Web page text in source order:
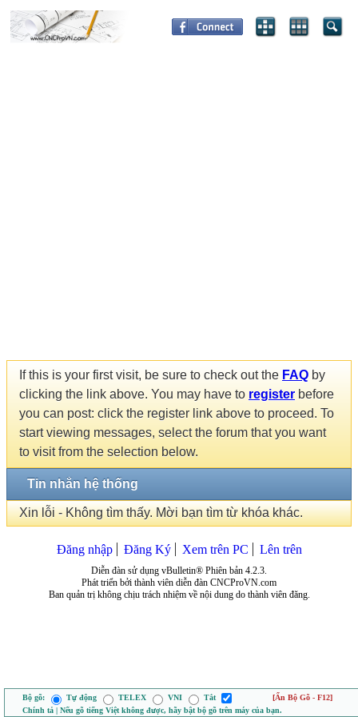
If this is your first visit, be sure to check out the FAQ by
clicking the link above. You may have to register before
you can post: click the register link above to proceed. To
start viewing messages, select the forum that you want
to visit from the selection below.
Tin nhắn hệ thống
Xin lỗi - Không tìm thấy. Mời bạn tìm từ khóa khác.
Đăng nhập Đăng Ký Xem trên PC Lên trên
Diễn đàn sử dụng vBulletin® Phiên bản 4.2.3.
Phát triển bởi thành viên diễn đàn CNCProVN.com
Ban quản trị không chịu trách nhiệm về nội dung do thành viên đăng.
Bộ gõ: Tự động TELEX VNI Tắt
[Ẩn Bộ Gõ - F12]
Chính tả | Nếu gõ tiếng Việt không được, hãy bật bộ gõ trên máy của bạn.